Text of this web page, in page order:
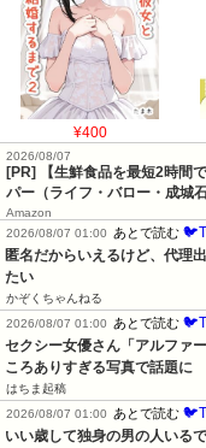
¥400
2026/08/07
[PR] 【生鮮食品を最短2時間
パー（ライフ・バロー・成城石
Amazon
2026/08/07 01:00
あとで読む
匿名だからいえるけど、代理
たい
かぞくちゃんねる
2026/08/07 01:00
あとで読む
セクシー女優さん「アルファ
ころありすぎる写真で話題に
はちま起稿
2026/08/07 01:00
あとで読む
いい歳して独身の男の人いる